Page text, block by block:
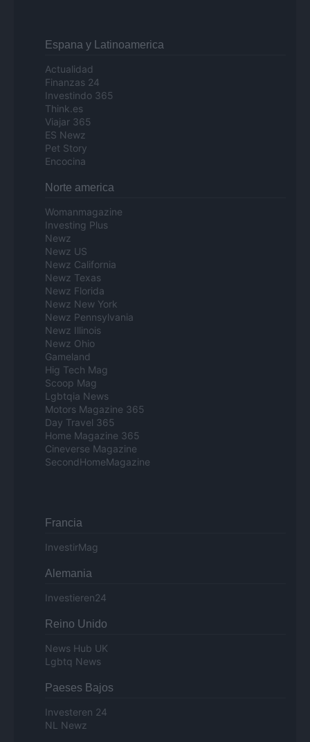
Espana y Latinoamerica
Actualidad
Finanzas 24
Investindo 365
Think.es
Viajar 365
ES Newz
Pet Story
Encocina
Norte america
Womanmagazine
Investing Plus
Newz
Newz US
Newz California
Newz Texas
Newz Florida
Newz New York
Newz Pennsylvania
Newz Illinois
Newz Ohio
Gameland
Hig Tech Mag
Scoop Mag
Lgbtqia News
Motors Magazine 365
Day Travel 365
Home Magazine 365
Cineverse Magazine
SecondHomeMagazine
Francia
InvestirMag
Alemania
Investieren24
Reino Unido
News Hub UK
Lgbtq News
Paeses Bajos
Investeren 24
NL Newz